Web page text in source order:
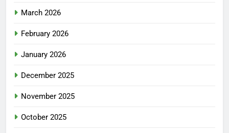
March 2026
February 2026
January 2026
December 2025
November 2025
October 2025